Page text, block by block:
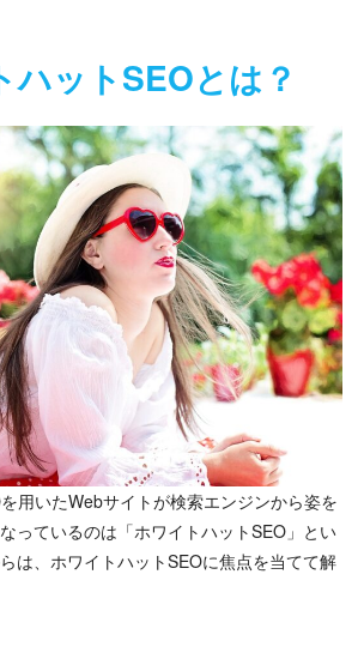
ハットSEOとは？
用いたWebサイトが検索エンジンから姿を
っているのは「ホワイトハットSEO」とい
は、ホワイトハットSEOに焦点を当てて解